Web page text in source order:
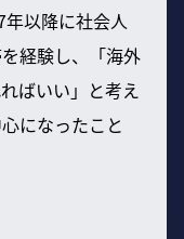
以降に社会人
経験し、「海外
ばいい」と考え
になったこと